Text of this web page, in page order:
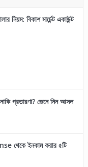
নিয়ম: বিকাশ মার্চেন্ট একাউন্ট
প্রতারণা? জেনে নিন আসল
থেকে ইনকাম করার ৫টি